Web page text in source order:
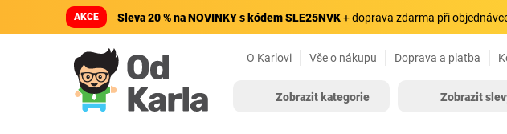
AKCE Sleva 20 % na NOVINKY s kódem SLE25NVK+ doprava zdarma při
O Karlovi Vše o nákupu Doprava a platba
Zobrazit kategorie Zobrazit